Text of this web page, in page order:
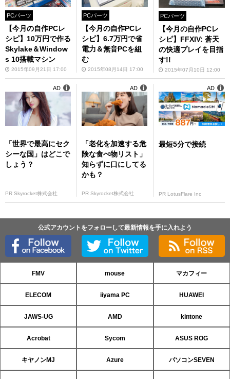
PCパーツ
【今月の自作PCレ
シピ】10万円で作る
Skylake＆Window
s 10搭載マシン
2015年09月21日 17:00
PCパーツ
【今月の自作PCレ
シピ】6.7万円で省
電力＆無音PCを組
む
2015年08月14日 17:00
PCパーツ
【今月の自作PCレ
シピ】FFXIV: 蒼天
の快適プレイを目指
す!!
2015年07月10日 12:00
「世界で最高にセク
シーな国」はどこで
しょう？
PR Skyrocket株式会社
AD
「老化を加速する危
険な食べ物リスト」
知らずに口にしてる
かも？
PR Skyrocket株式会社
AD
最短5分で接続
PR LotusFlare Inc
AD
公式アカウントをフォローして最新情報を手に入れよう
FMV mouse マカフィー
ELECOM iiyama PC HUAWEI
JAWS-UG AMD kintone
Acrobat Sycom ASUS ROG
キヤノンMJ Azure パソコンSEVEN